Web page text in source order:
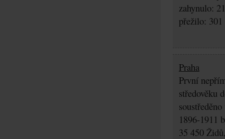
zahynulo:
přežilo: 301
Praha
První
středověku
1896-1911
35 450